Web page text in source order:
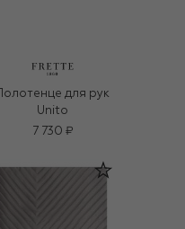
Полотенце для рук
Unito
7 730 ₽